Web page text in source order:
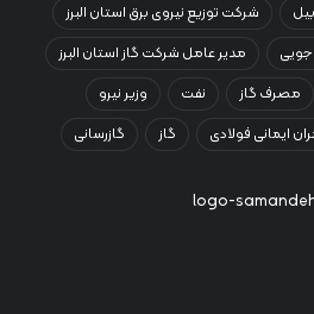
شرکت توزیع نیروی برق استان البرز
مدیر عامل شرکت گاز استان البرز
مصرف گاز نفت
وزیر نیرو
ایمانی فولادی گاز گازرسانی